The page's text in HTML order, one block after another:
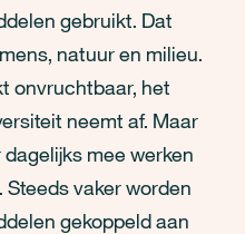
gebruikt. Dat
natuur en milieu.
onvruchtbaar, het
neemt af. Maar
mee werken
Steeds vaker worden
gekoppeld aan